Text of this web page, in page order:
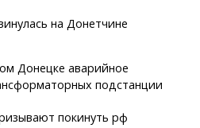
на Донетчине
Донецке аварийное
подстанции
покинуть рф